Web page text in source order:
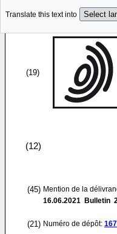
Translate this text into
(19)
(12)
(45) Mention de la
16.06.2021 Bulletin
(21) Numéro de dépôt: